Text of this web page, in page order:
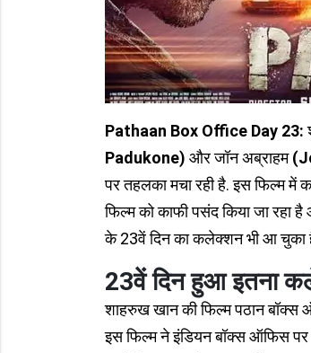
Pathaan Box Office Day 23:
Padukone) और जॉन अब्राहम
पर तहलका मचा रही है. इस फिल्म में
फिल्म को काफी पसंद किया जा रहा
के 23वें दिन का कलेक्शन भी आ चुका
23वें दिन हुआ इतना
शाहरुख खान की फिल्म पठान बॉक्स
इस फिल्म ने इंडियन बॉक्स ऑफिस पर